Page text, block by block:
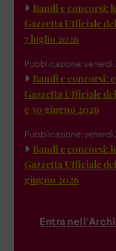
Bandi e concorsi:
Gazzetta Ufficiale
7 luglio 2026
Pubblicazione: venerdì
Bandi e concorsi:
Gazzetta Ufficiale
e 30 giugno 2026
Pubblicazione: venerdì
Bandi e concorsi:
Gazzetta Ufficiale
giugno 2026
Entra